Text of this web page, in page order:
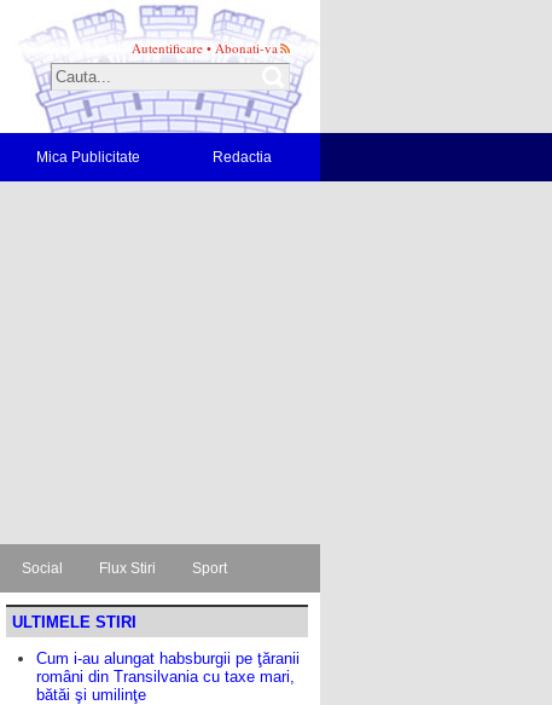
Autentificare • Abonati-va
Mica Publicitate Redactia
Social Flux Stiri Sport
ULTIMELE STIRI
Cum i-au alungat habsburgii pe ţăranii
români din Transilvania cu taxe mari,
bătăi şi umilinţe